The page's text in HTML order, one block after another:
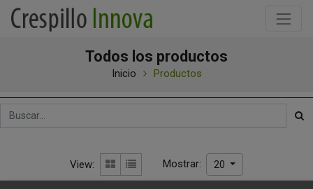
Todos los productos
Inicio Productos
View: Mostrar: 20